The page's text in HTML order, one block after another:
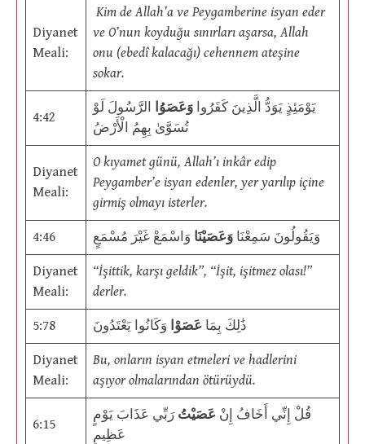
Diyanet
Meali:
Kim de Allah’a ve Peygamberine isyan eder
ve O’nun koyduğu sınırları aşarsa, Allah
onu (ebedî kalacağı) cehennem ateşine
sokar.
4:42
يَوْمَئِذٍ يَوَدُّ الَّذِينَ كَفَرُوا وَعَصَوُا الرَّسُولَ لَوْ
تُسَوَّىٰ بِهِمُ الْأَرْضُ
Diyanet
Meali:
O kıyamet günü, Allah’ı inkâr edip
Peygamber’e isyan edenler, yer yarılıp içine
girmiş olmayı isterler.
4:46 وَيَقُولُونَ سَمِعْنَا وَعَصَيْنَا وَاسْمَعْ غَيْرَ مُسْمَعٍ
Diyanet
Meali:
“İşittik, karşı geldik”, “İşit, işitmez olası!”
derler.
5:78 ذَٰلِكَ بِمَا عَصَوْا وَكَانُوا يَعْتَدُونَ
Diyanet
Meali:
Bu, onların isyan etmeleri ve hadlerini
aşıyor olmalarından ötürüydü.
6:15
قُلْ إِنِّي أَخَافُ إِنْ عَصَيْتُ رَبِّي عَذَابَ يَوْمٍ
عَظِيمٍ